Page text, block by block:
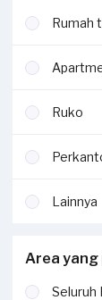
Rumah
Ruko
Lainnya
Area yang
Seluruh